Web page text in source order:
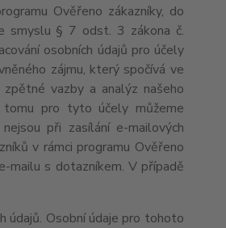
Ověřeno zákazníky, do
smyslu § 7 odst. 3 zákona č.
osobních údajů pro účely
zájmu, který spočívá ve
vazby a analýz našeho
tomu pro tyto účely můžeme
při zasílání e-mailových
v rámci programu Ověřeno
mailu s dotazníkem. V případě
údajů. Osobní údaje pro tohoto